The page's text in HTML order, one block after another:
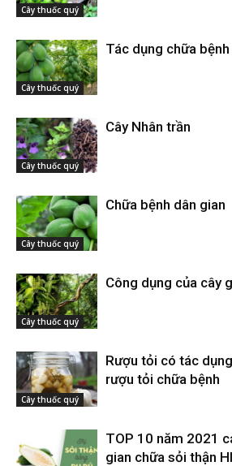
Cây thuốc quý
Cây thuốc quý
Tác dụng chữa
Cây thuốc quý
Cây Nhân trần
Cây thuốc quý
Chữa bệnh dân gian
Cây thuốc quý
Công dụng của cây
Cây thuốc quý
Rượu tỏi có tác
rượu tỏi chữa bệnh
TOP 10 năm 2021
gian chữa sỏi thận